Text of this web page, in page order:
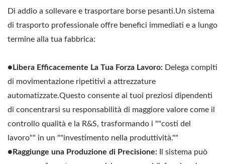
Dì addio a sollevare e trasportare borse pesanti.Un sistema
di trasporto professionale offre benefici immediati e a lungo
termine alla tua fabbrica:
●Libera Efficacemente La Tua Forza Lavoro: Delega compiti
di movimentazione ripetitivi a attrezzature
automatizzate.Questo consente ai tuoi preziosi dipendenti
di concentrarsi su responsabilità di maggiore valore come il
controllo qualità e la R&S, trasformando i ""costi del
lavoro"" in un ""investimento nella produttività.""
●Raggiunge una Produzione di Precisione: Il sistema può